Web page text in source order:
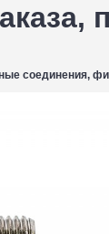
соединения,